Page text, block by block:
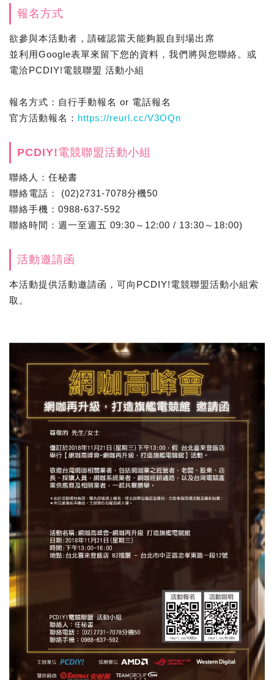
報名方式
欲參與本活動者，請確認當天能夠親自到場出席
並利用Google表單來留下您的資料，我們將與您聯絡。或
電洽PCDIY!電競聯盟 活動小組
報名方式：自行手動報名 or 電話報名
官方活動報名： https://reurl.cc/V3OQn
PCDIY!電競聯盟活動小組
聯絡人：任秘書
聯絡電話： (02)2731-7078分機50
聯絡手機：0988-637-592
聯絡時間：週一至週五 09:30～12:00 / 13:30～18:00)
活動邀請函
本活動提供活動邀請函，可向PCDIY!電競聯盟活動小組索
取。